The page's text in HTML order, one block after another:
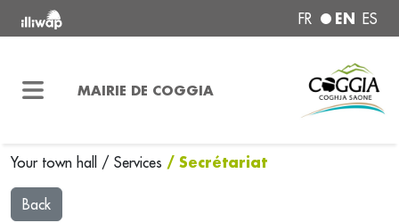
FR EN ES
MAIRIE DE COGGIA
Your town hall / Services / Secrétariat
Back